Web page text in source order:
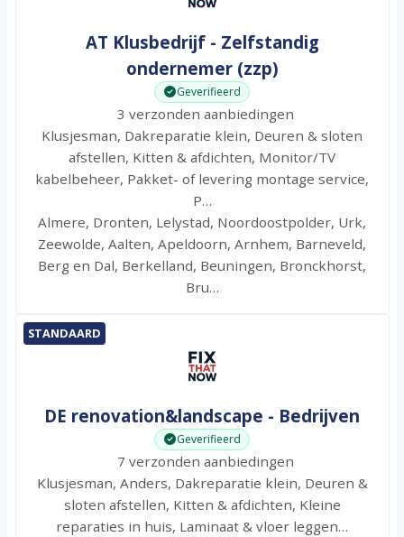
AT Klusbedrijf - Zelfstandig
ondernemer (zzp)
Geverifieerd
3 verzonden aanbiedingen
Klusjesman, Dakreparatie klein, Deuren & sloten
afstellen, Kitten & afdichten, Monitor/TV
kabelbeheer, Pakket- of levering montage service,
P…
Almere, Dronten, Lelystad, Noordoostpolder, Urk,
Zeewolde, Aalten, Apeldoorn, Arnhem, Barneveld,
Berg en Dal, Berkelland, Beuningen, Bronckhorst,
Bru…
STANDAARD
DE renovation&landscape - Bedrijven
Geverifieerd
7 verzonden aanbiedingen
Klusjesman, Anders, Dakreparatie klein, Deuren &
sloten afstellen, Kitten & afdichten, Kleine
reparaties in huis, Laminaat & vloer leggen…